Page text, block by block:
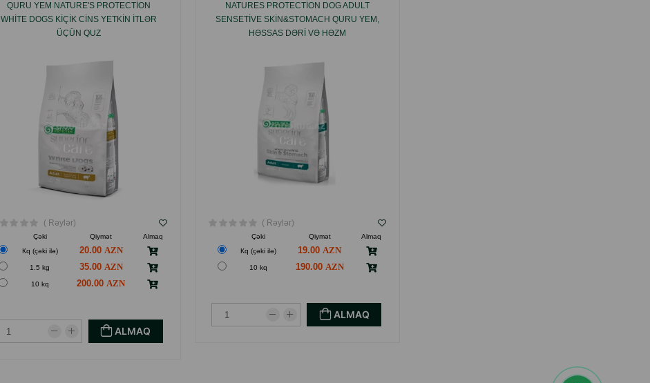
QURU YEM NATURE'S PROTECTION
WHITE DOGS KIÇIK СINS YETKIN ITLƏR
ÜÇÜN QUZ
( Rəylər)
Çəki Qiymət
Almaq
Кq (çəki ilə)
20.00
1.5 kg 35.00
10 kq 200.00
ALMAQ
NATURES PROTECTION DOG ADULT
SENSETIVE SKIN&STOMACH QURU YEM,
HƏSSAS DƏRI VƏ HƏZM
CINSDƏN OLAN BÖYÜKLƏR ÜÇÜN
ITLƏRIN, QOYUN ƏTI DADINDA.
( Rəylər)
Çəki Qiymət
Almaq
Кq (çəki ilə)
19.00
10 kq 190.00
ALMAQ